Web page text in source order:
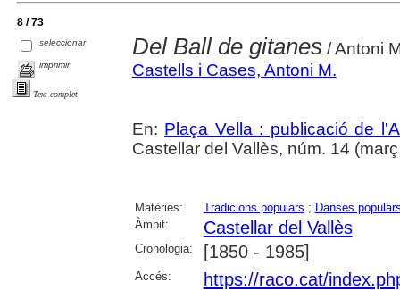
8 / 73
seleccionar
imprimir
Text complet
Del Ball de gitanes/ Antoni
Castells i Cases, Antoni M.
En: Plaça Vella : publicació de
Castellar del Vallès, núm. 14
Matèries: Tradicions populars ; Danses
Àmbit:
Castellar del Vallès
Cronologia: [1850 - 1985]
Accés: https://raco.cat/